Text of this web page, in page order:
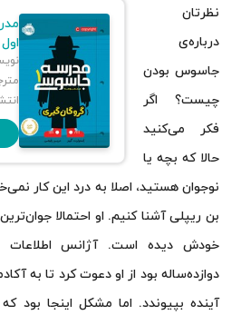
اول
نظرتان
درباره‌ی
جاسوس بودن
چیست؟ اگر
فکر می‌کنید
حالا که بچه یا
نوجوان هستید، اصلا به درد این کار
بن ریپلی آشنا کنیم. او احتمالا
خودش دیده است. آژانس اطلاعات
دوازده‌ساله بود از او دعوت کرد تا به
آینده بپیوندد. اما مشکل اینجا بود